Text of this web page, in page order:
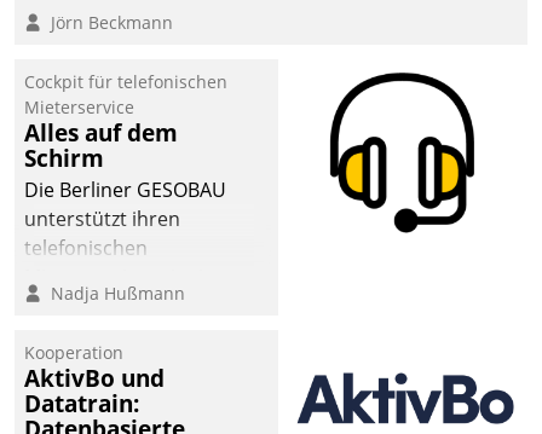
Jörn Beckmann
Cockpit für telefonischen
Mieterservice
Alles auf dem
Schirm
Die Berliner GESOBAU
unterstützt ihren
telefonischen
digitalen Cockpit, das
passende Fragen und
Schlagworte auswirft.
Eine intuitive
Nadja Hußmann
Kooperation
AktivBo und
Datatrain: